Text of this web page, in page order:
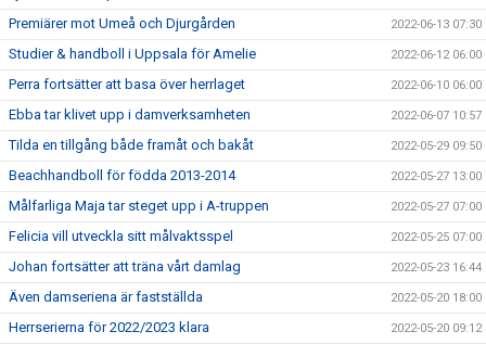
Premiärer mot Umeå och Djurgården 2022-06-13 07:30
Studier & handboll i Uppsala för Amelie 2022-06-12 06:00
Perra fortsätter att basa över herrlaget 2022-06-10 06:00
Ebba tar klivet upp i damverksamheten 2022-06-07 10:57
Tilda en tillgång både framåt och bakåt 2022-05-29 09:50
Beachhandboll för födda 2013-2014 2022-05-27 13:00
Målfarliga Maja tar steget upp i A-truppen 2022-05-27 07:00
Felicia vill utveckla sitt målvaktsspel 2022-05-25 07:00
Johan fortsätter att träna vårt damlag 2022-05-23 16:44
Även damseriena är fastställda 2022-05-20 18:00
Herrserierna för 2022/2023 klara 2022-05-20 09:12